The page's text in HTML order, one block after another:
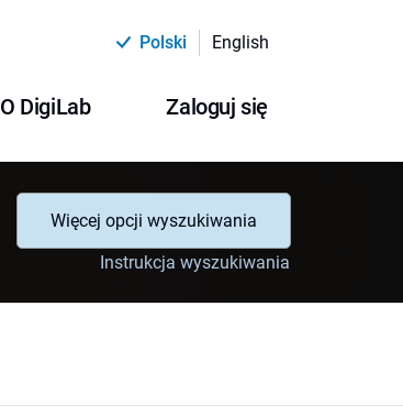
Polski English
O DigiLab Zaloguj się
Więcej opcji wyszukiwania
Instrukcja wyszukiwania